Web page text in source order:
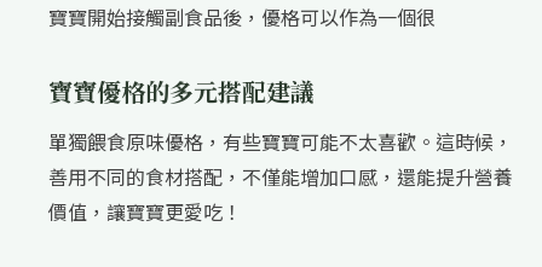
寶寶開始接觸副食品後，優格可以作為一個很
寶寶優格的多元搭配建議
單獨餵食原味優格，有些寶寶可能不太喜歡。這時候，
善用不同的食材搭配，不僅能增加口感，還能提升營養
價值，讓寶寶更愛吃！